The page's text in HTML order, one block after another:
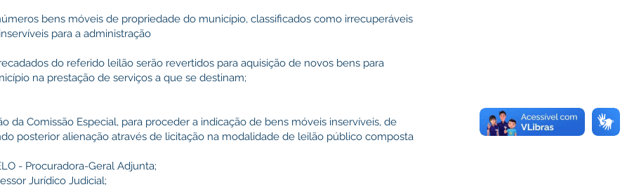
bens móveis de propriedade do município, classificados como irrecuperáveis
para a administração
do referido leilão serão revertidos para aquisição de novos bens para
na prestação de serviços a que se destinam;
da Comissão Especial, para proceder a indicação de bens móveis inservíveis, de
posterior alienação através de licitação na modalidade de leilão público composta
- Procuradora-Geral Adjunta;
Jurídico Judicial;